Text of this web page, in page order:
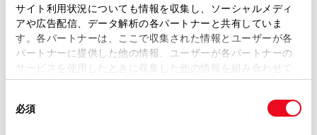
サイト利用状況についても情報を収集し、ソーシャルメディ
アや広告配信、データ解析の各パートナーと共有していま
す。各パートナーは、ここで収集された情報とユーザーが各
パートナーに提供した他の情報、ユーザーが各パートナーの
サービスを使用したときに収集した他の情報を組み合わせて
使用することがあります。当ウェブサイトの使用を続行する
必須
商品名
ディファレンシャルギヤオイル LT(75W-
85)
品番
08885-02506
2022/02/27